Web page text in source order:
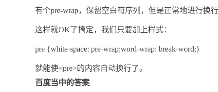
有个pre-wrap，保留空白符序列，但是正常地进行换行
这样就OK了搞定，我们只要加上样式：
pre {white-space: pre-wrap;word-wrap: break-word;}
就能使<pre>的内容自动换行了。
百度当中的答案